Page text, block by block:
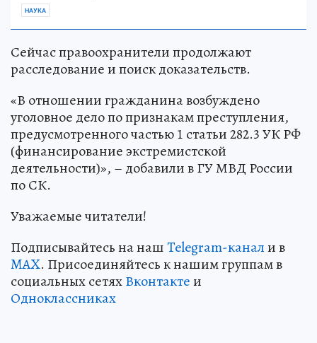
НАУКА
Сейчас правоохранители продолжают
расследование и поиск доказательств.
«В отношении гражданина возбуждено
уголовное дело по признакам преступления,
предусмотренного частью 1 статьи 282.3 УК РФ
(финансирование экстремистской
деятельности)», – добавили в ГУ МВД России
по СК.
Уважаемые читатели!
Подписывайтесь на нашTelegram-канали в
MAX. Присоединяйтесь к нашим группам в
социальных сетяхВконтактеи
Одноклассниках